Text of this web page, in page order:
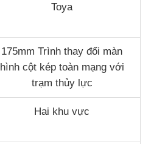
Toya
175mm Trình thay đổi màn
hình cột kép toàn mạng với
trạm thủy lực
Hai khu vực